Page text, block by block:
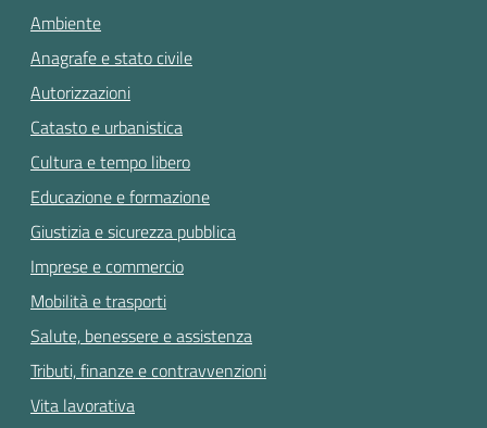
Ambiente
Anagrafe e stato civile
Autorizzazioni
Catasto e urbanistica
Cultura e tempo libero
Educazione e formazione
Giustizia e sicurezza pubblica
Imprese e commercio
Mobilità e trasporti
Salute, benessere e assistenza
Tributi, finanze e contravvenzioni
Vita lavorativa